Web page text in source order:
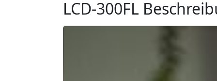
LCD-300FL